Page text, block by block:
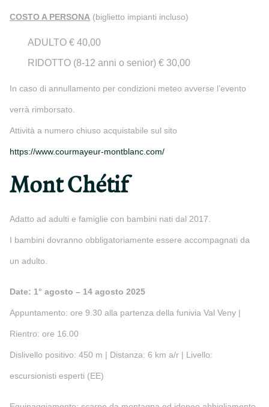
COSTO A PERSONA (biglietto impianti incluso)
ADULTO € 40,00
RIDOTTO (8-12 anni o senior) € 30,00
In caso di annullamento per condizioni meteo avverse l’evento
verrà rimborsato.
Attività a numero chiuso acquistabile sul sito
https://www.courmayeur-montblanc.com/
Mont Chétif
Adatto ad adulti e famiglie con bambini nati dal 2017.
I bambini dovranno obbligatoriamente essere accompagnati da
un adulto.
Date: 1° agosto – 14 agosto 2025
Appuntamento: ore 9.30 alla partenza della funivia Val Veny |
Rientro: ore 16.00
Dislivello positivo: 450 m | Distanza: 6 km a/r | Livello:
escursionisti esperti (EE)